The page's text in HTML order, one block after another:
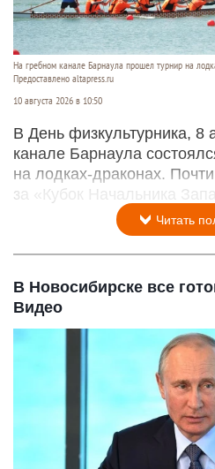
На гребном канале Барнаула прошел турнир на
Предоставлено altapress.ru
10 августа 2026 в 10:50
В День физкультурника, 8
канале Барнаула
на лодках-драконах.
за «Кубок Начальника
Читать
В Новосибирске все
Видео